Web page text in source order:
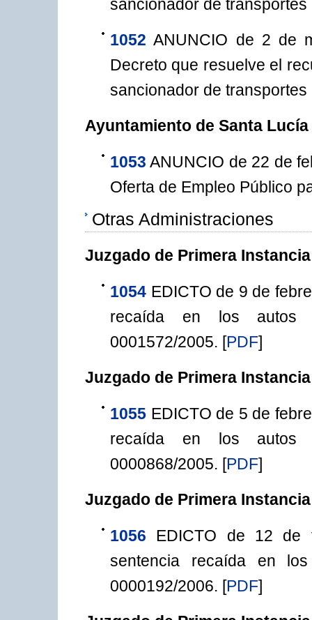
sancionador de transportes
1052 ANUNCIO de 2 de
Decreto que resuelve el
sancionador de transportes
Ayuntamiento de Santa
1053 ANUNCIO de 22 de
Oferta de Empleo Público
Otras Administraciones
Juzgado de Primera
1054 EDICTO de 9 de
recaída en los autos
0001572/2005. [PDF]
Juzgado de Primera
1055 EDICTO de 5 de
recaída en los autos
0000868/2005. [PDF]
Juzgado de Primera
1056
EDICTO de 12 de
sentencia recaída en
0000192/2006. [PDF]